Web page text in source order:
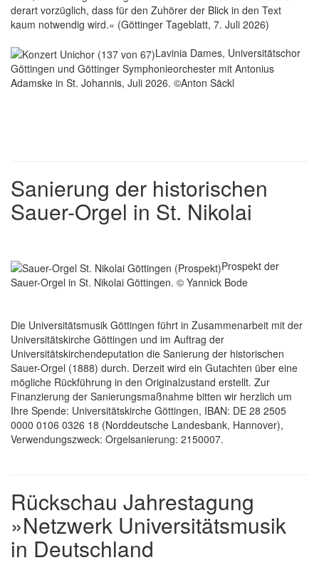
derart vorzüglich, dass für den Zuhörer der Blick in den Text
kaum notwendig wird.« (Göttinger Tageblatt, 7. Juli 2026)
Lavinia Dames, Universitätschor
Göttingen und Göttinger Symphonieorchester mit Antonius
Adamske in St. Johannis, Juli 2026. ©Anton Säckl
Sanierung der historischen
Sauer-Orgel in St. Nikolai
Prospekt der
Sauer-Orgel in St. Nikolai Göttingen. © Yannick Bode
Die Universitätsmusik Göttingen führt in Zusammenarbeit mit der
Universitätskirche Göttingen und im Auftrag der
Universitätskirchendeputation die Sanierung der historischen
Sauer-Orgel (1888) durch. Derzeit wird ein Gutachten über eine
mögliche Rückführung in den Originalzustand erstellt. Zur
Finanzierung der Sanierungsmaßnahme bitten wir herzlich um
Ihre Spende: Universitätskirche Göttingen, IBAN: DE 28 2505
0000 0106 0326 18 (Norddeutsche Landesbank, Hannover),
Verwendungszweck: Orgelsanierung: 2150007.
Rückschau Jahrestagung
»Netzwerk Universitätsmusik
in Deutschland